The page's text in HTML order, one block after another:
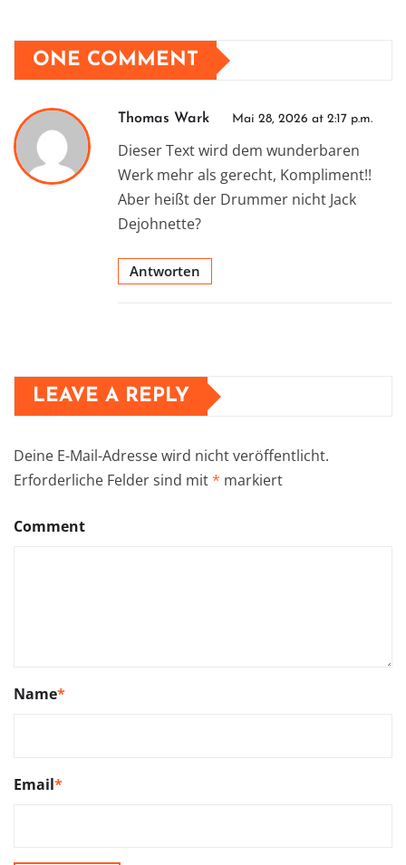
ONE COMMENT
Thomas Wark Mai 28, 2026 at 2:17 p.m.
Dieser Text wird dem wunderbaren
Werk mehr als gerecht, Kompliment!!
Aber heißt der Drummer nicht Jack
Dejohnette?
Antworten
LEAVE A REPLY
Deine E-Mail-Adresse wird nicht veröffentlicht.
Erforderliche Felder sind mit* markiert
Comment
Name*
Email*